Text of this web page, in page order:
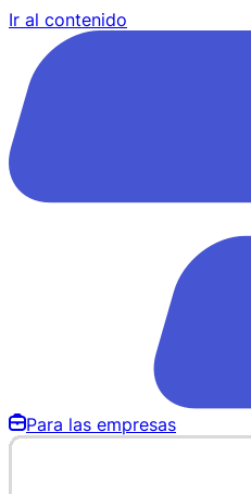
Ir al contenido
Para las empresas